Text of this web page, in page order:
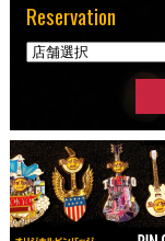
Reservation